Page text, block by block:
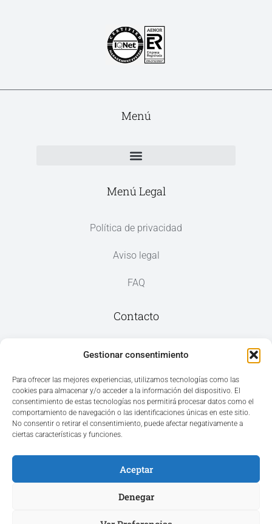
Gestionar consentimiento
Para ofrecer las mejores experiencias, utilizamos tecnologías como las
cookies para almacenar y/o acceder a la información del dispositivo. El
consentimiento de estas tecnologías nos permitirá procesar datos como el
comportamiento de navegación o las identificaciones únicas en este sitio.
No consentir o retirar el consentimiento, puede afectar negativamente a
ciertas características y funciones.
Aceptar
Denegar
Menú
Menú Legal
Política de privacidad
Aviso legal
FAQ
Contacto
Av. del Mar, 59, 03187 Los Montesinos,
+34 965 207 262
hola@azvconsulting.com
Acceso área privada